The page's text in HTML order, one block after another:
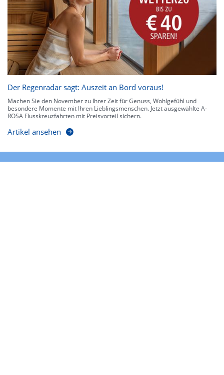
Der Regenradar sagt: Auszeit an Bord voraus!
Machen Sie den November zu Ihrer Zeit für Genuss, Wohlgefühl und
besondere Momente mit Ihren Lieblingsmenschen. Jetzt ausgewählte A-
ROSA Flusskreuzfahrten mit Preisvorteil sichern.
Artikel ansehen